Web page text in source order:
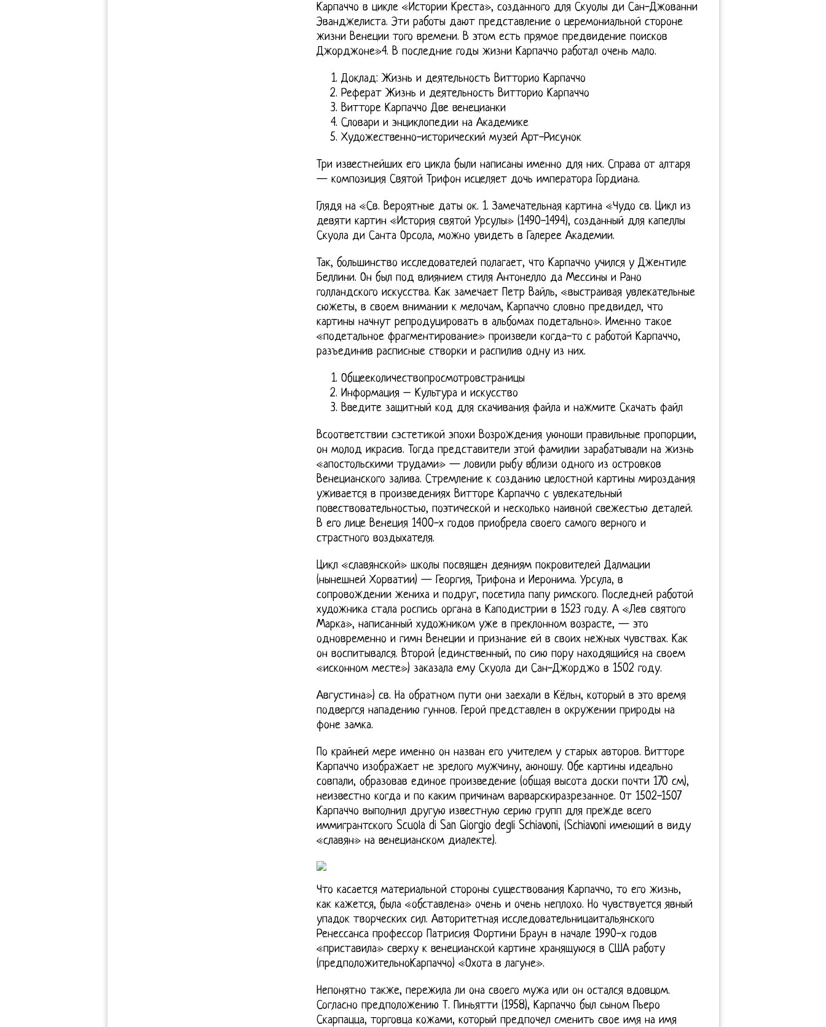
Карпаччо в цикле «Истории Креста», созданного для Скуолы ди Сан-Джованни
Эванджелиста. Эти работы дают представление о церемониальной стороне
жизни Венеции того времени. В этом есть прямое предвидение поисков
Джорджоне»4. В последние годы жизни Карпаччо работал очень мало.
Доклад: Жизнь и деятельность Витторио Карпаччо
Реферат Жизнь и деятельность Витторио Карпаччо
Витторе Карпаччо Две венецианки
Словари и энциклопедии на Академике
Художественно-исторический музей Арт-Рисунок
Три известнейших его цикла были написаны именно для них. Справа от алтаря
— композиция Святой Трифон исцеляет дочь императора Гордиана.
Глядя на «Св. Вероятные даты ок. 1. Замечательная картина «Чудо св. Цикл из
девяти картин «История святой Урсулы» (1490-1494), созданный для капеллы
Скуола ди Санта Орсола, можно увидеть в Галерее Академии.
Так, большинство исследователей полагает, что Карпаччо учился у Джентиле
Беллини. Он был под влиянием стиля Антонелло да Мессины и Рано
голландского искусства. Как замечает Петр Вайль, «выстраивая увлекательные
сюжеты, в своем внимании к мелочам, Карпаччо словно предвидел, что
картины начнут репродуцировать в альбомах подетально». Именно такое
«подетальное фрагментирование» произвели когда-то с работой Карпаччо,
разъединив расписные створки и распилив одну из них.
Общееколичествопросмотровстраницы
Информация – Культура и искусство
Введите защитный код для скачивания файла и нажмите Скачать файл
Всоответствии сэстетикой эпохи Возрождения уюноши правильные пропорции,
он молод икрасив. Тогда представители этой фамилии зарабатывали на жизнь
«апостольскими трудами» — ловили рыбу вблизи одного из островков
Венецианского залива. Стремление к созданию целостной картины мироздания
уживается в произведениях Витторе Карпаччо с увлекательный
повествовательностью, поэтической и несколько наивной свежестью деталей.
В его лице Венеция 1400-х годов приобрела своего самого верного и
страстного воздыхателя.
Цикл «славянской» школы посвящен деяниям покровителей Далмации
(нынешней Хорватии) — Георгия, Трифона и Иеронима. Урсула, в
сопровождении жениха и подруг, посетила папу римского. Последней работой
художника стала роспись органа в Каподистрии в 1523 году. А «Лев святого
Марка», написанный художником уже в преклонном возрасте, — это
одновременно и гимн Венеции и признание ей в своих нежных чувствах. Как
он воспитывался. Второй (единственный, по сию пору находящийся на своем
«исконном месте») заказала ему Скуола ди Сан-Джорджо в 1502 году.
Августина») св. На обратном пути они заехали в Кёльн, который в это время
подвергся нападению гуннов. Герой представлен в окружении природы на
фоне замка.
По крайней мере именно он назван его учителем у старых авторов. Витторе
Карпаччо изображает не зрелого мужчину, аюношу. Обе картины идеально
совпали, образовав единое произведение (общая высота доски почти 170 см),
неизвестно когда и по каким причинам варварскиразрезанное. От 1502-1507
Карпаччо выполнил другую известную серию групп для прежде всего
иммигрантского Scuola di San Giorgio degli Schiavoni, (Schiavoni имеющий в виду
«славян» на венецианском диалекте).
Что касается материальной стороны существования Карпаччо, то его жизнь,
как кажется, была «обставлена» очень и очень неплохо. Но чувствуется явный
упадок творческих сил. Авторитетная исследовательницаитальянского
Ренессанса профессор Патрисия Фортини Браун в начале 1990-х годов
«приставила» сверху к венецианской картине хранящуюся в США работу
(предположительноКарпаччо) «Охота в лагуне».
Непонятно также, пережила ли она своего мужа или он остался вдовцом.
Согласно предположению Т. Пиньятти (1958), Карпаччо был сыном Пьеро
Скарпацца, торговца кожами, который предпочел сменить свое имя на имя